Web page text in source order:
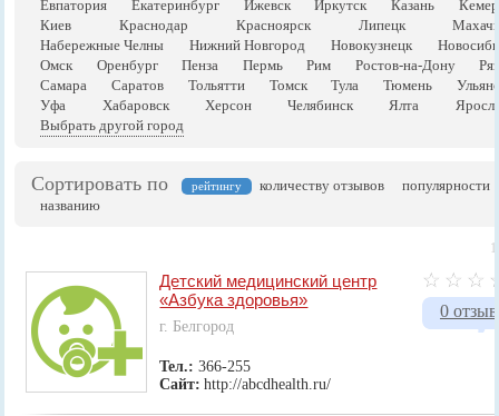
Евпатория
Екатеринбург Ижевск Иркутск Казань
Киев
Краснодар Красноярск Липецк
Набережные Челны
Нижний Новгород Новокузнецк
Омск
Оренбург Пенза Пермь Рим Ростов-на-Дону
Самара
Саратов Тольятти Томск Тула Тюмень
Уфа
Хабаровск Херсон Челябинск Ялта
Выбрать другой город
Сортировать по рейтингу количеству отзывов
популярности
названию
0
Детский медицинский центр
«Азбука здоровья»
г. Белгород
Тел.:366-255
Сайт: http://abcdhealth.ru/